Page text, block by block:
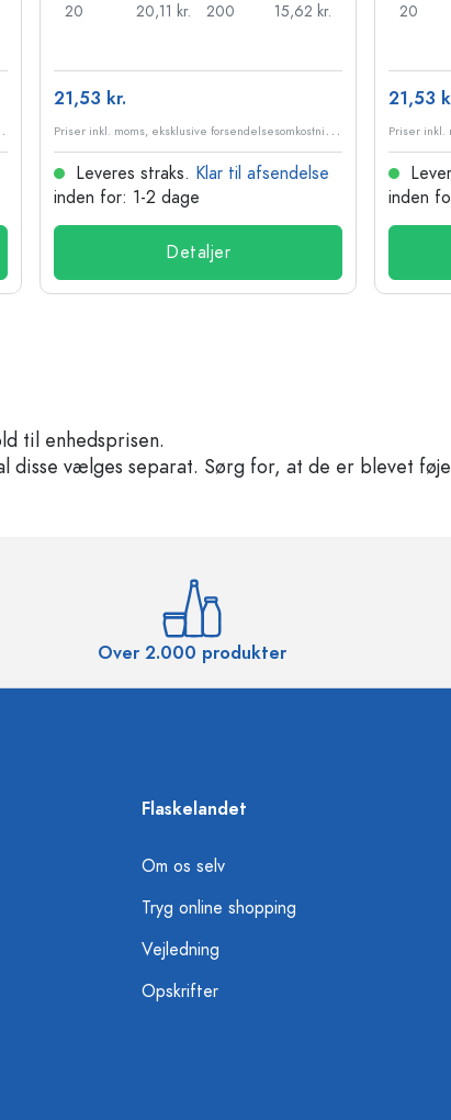
20
20,11 kr.
200
15,62 kr.
21,53 kr.
P
riser inkl. moms, eksklusive forsendelsesomkostninger
Leveres straks. Klar til afsendelse
inden for: 1-2 dage
Detaljer
20
21,53
inden
til enhedsprisen.
disse vælges separat. Sørg for, at de er blevet
Over 2.000 produkter
Flaskelandet
Om os selv
Tryg online shopping
Vejledning
Opskrifter